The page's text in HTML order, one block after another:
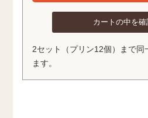
カートの中を確
2セット（プリン12個）まで同
ます。